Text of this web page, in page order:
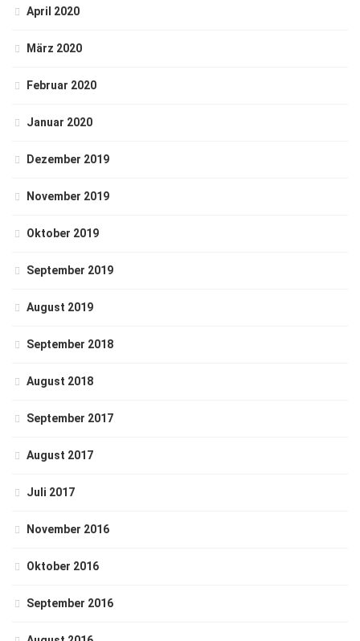
April 2020
März 2020
Februar 2020
Januar 2020
Dezember 2019
November 2019
Oktober 2019
September 2019
August 2019
September 2018
August 2018
September 2017
August 2017
Juli 2017
November 2016
Oktober 2016
September 2016